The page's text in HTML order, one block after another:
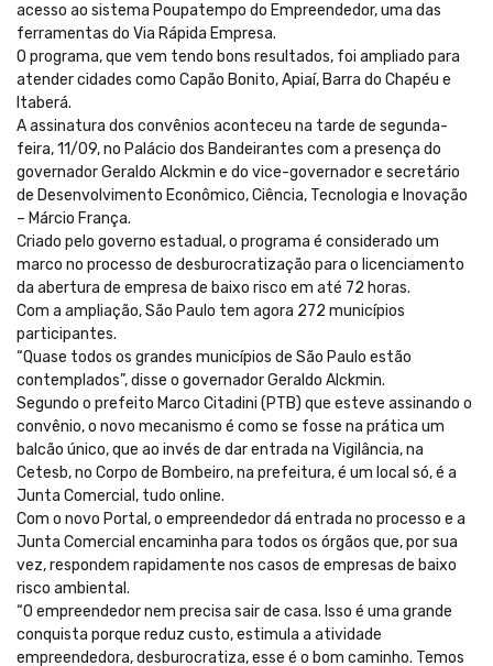
acesso ao sistema Poupatempo do Empreendedor, uma das
ferramentas do Via Rápida Empresa.
O programa, que vem tendo bons resultados, foi ampliado para
atender cidades como Capão Bonito, Apiaí, Barra do Chapéu e
Itaberá.
A assinatura dos convênios aconteceu na tarde de segunda-
feira, 11/09, no Palácio dos Bandeirantes com a presença do
governador Geraldo Alckmin e do vice-governador e secretário
de Desenvolvimento Econômico, Ciência, Tecnologia e Inovação
– Márcio França.
Criado pelo governo estadual, o programa é considerado um
marco no processo de desburocratização para o licenciamento
da abertura de empresa de baixo risco em até 72 horas.
Com a ampliação, São Paulo tem agora 272 municípios
participantes.
“Quase todos os grandes municípios de São Paulo estão
contemplados”, disse o governador Geraldo Alckmin.
Segundo o prefeito Marco Citadini (PTB) que esteve assinando o
convênio, o novo mecanismo é como se fosse na prática um
balcão único, que ao invés de dar entrada na Vigilância, na
Cetesb, no Corpo de Bombeiro, na prefeitura, é um local só, é a
Junta Comercial, tudo online.
Com o novo Portal, o empreendedor dá entrada no processo e a
Junta Comercial encaminha para todos os órgãos que, por sua
vez, respondem rapidamente nos casos de empresas de baixo
risco ambiental.
“O empreendedor nem precisa sair de casa. Isso é uma grande
conquista porque reduz custo, estimula a atividade
empreendedora, desburocratiza, esse é o bom caminho. Temos